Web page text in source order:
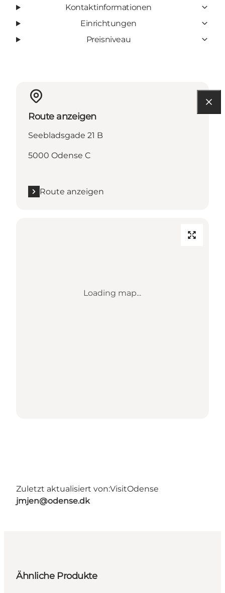
Kontaktinformationen
Einrichtungen
Preisniveau
Route anzeigen
Seebladsgade 21 B
5000 Odense C
Route anzeigen
Loading map...
Zuletzt aktualisiert von:VisitOdense
jmjen@odense.dk
Ähnliche Produkte